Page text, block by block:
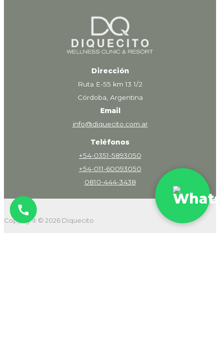
Dirección
Ruta E-55 km 13 1/2
Córdoba, Argentina
Email
info@diquecito.com.ar
Teléfonos
+54-0351-5893050
+54-011-60093050
0810-444-3438
Copyright © 2026 Diquecito